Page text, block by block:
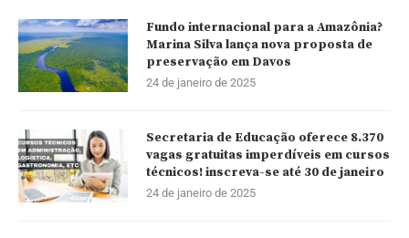
Fundo internacional para a Amazônia?
Marina Silva lança nova proposta de
preservação em Davos
24 de janeiro de 2025
Secretaria de Educação oferece 8.370
vagas gratuitas imperdíveis em cursos
técnicos! inscreva-se até 30 de janeiro
24 de janeiro de 2025